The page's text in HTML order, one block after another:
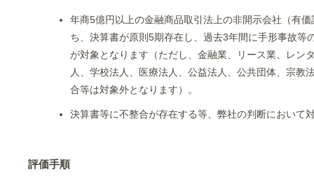
年商5億円以上の金融商品取引法上の非開示会社（有
ち、決算書が原則5期存在し、過去3年間に手形事故等
が対象となります（ただし、金融業、リース業、レン
人、学校法人、医療法人、公益法人、公共団体、宗教
合等は対象外となります）。
決算書等に不整合が存在する等、弊社の判断において
評価手順